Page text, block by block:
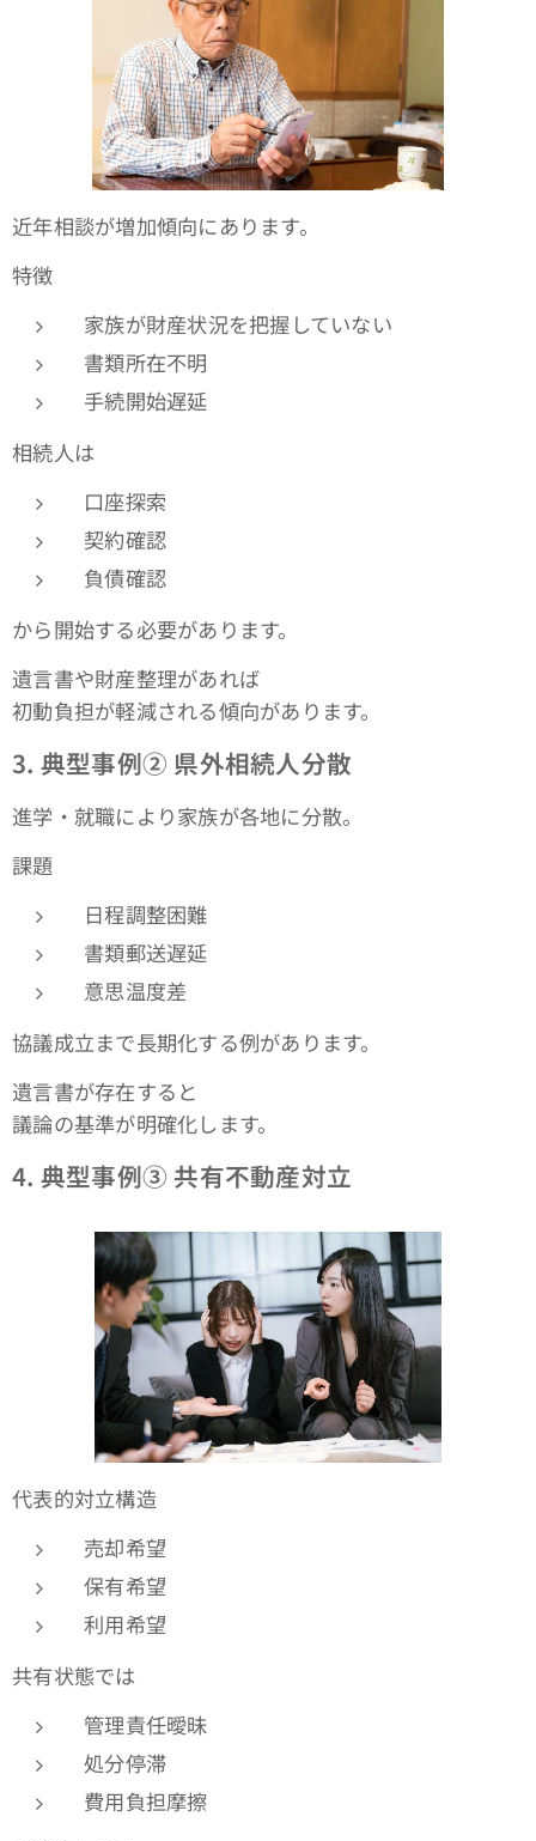
近年相談が増加傾向にあります。
特徴
家族が財産状況を把握していない
書類所在不明
手続開始遅延
相続人は
口座探索
契約確認
負債確認
から開始する必要があります。
遺言書や財産整理があれば
初動負担が軽減される傾向があります。
3. 典型事例② 県外相続人分散
進学・就職により家族が各地に分散。
課題
日程調整困難
書類郵送遅延
意思温度差
協議成立まで長期化する例があります。
遺言書が存在すると
議論の基準が明確化します。
4. 典型事例③ 共有不動産対立
代表的対立構造
売却希望
保有希望
利用希望
共有状態では
管理責任曖昧
処分停滞
費用負担摩擦